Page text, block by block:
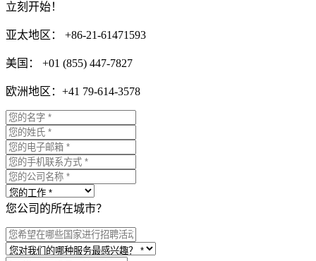
立刻开始！
亚太地区： +86-21-61471593
美国： +01 (855) 447-7827
欧洲地区：+41 79-614-3578
您公司的所在城市？